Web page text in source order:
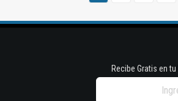
Recibe Gratis en